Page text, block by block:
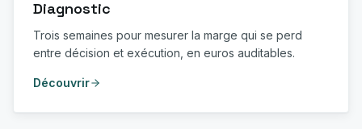
Diagnostic
Trois semaines pour mesurer la marge qui se perd
entre décision et exécution, en euros auditables.
Découvrir